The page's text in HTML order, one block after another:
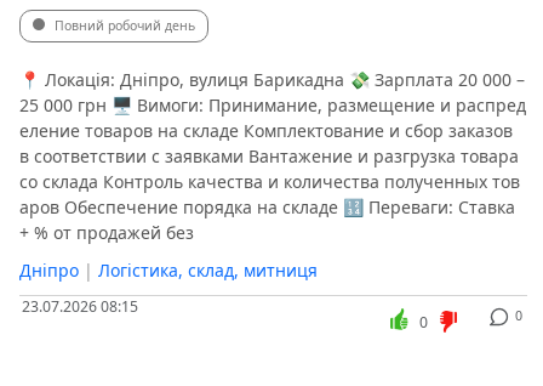
Повний робочий день
📍 Локація: Дніпро, вулиця Барикадна 💸 Зарплата 20 000 –
25 000 грн 🖥 Вимоги: Принимание, размещение и распред
еление товаров на складе Комплектование и сбор заказов
в соответствии с заявками Вантажение и разгрузка товара
со склада Контроль качества и количества полученных тов
аров Обеспечение порядка на складе 🔢 Переваги: Ставка
+ % от продажей без
Дніпро | Логістика, склад, митниця
23.07.2026 08:15 0
0